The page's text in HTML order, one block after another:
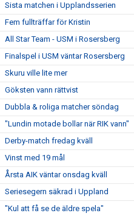
Sista matchen i Upplandsserien
Fem fullträffar för Kristin
All Star Team - USM i Rosersberg
Finalspel i USM väntar Rosersberg
Skuru ville lite mer
Göksten vann rättvist
Dubbla & roliga matcher söndag
"Lundin motade bollar när RIK vann"
Derby-match fredag kväll
Vinst med 19 mål
Årsta AIK väntar onsdag kväll
Seriesegern säkrad i Uppland
"Kul att få se de äldre spela"